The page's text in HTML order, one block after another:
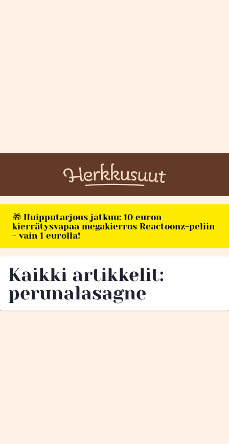
🎁 Huipputarjous jatkuu: 10 euron
kierrätysvapaa megakierros Reactoonz-peliin
- vain 1 eurolla!
Kaikki artikkelit:
perunalasagne